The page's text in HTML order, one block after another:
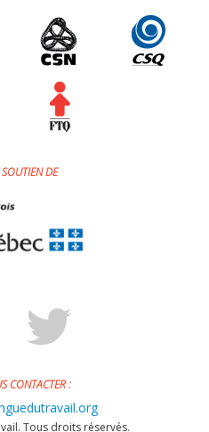
DE
CONTACTER :
Tous droits réservés.